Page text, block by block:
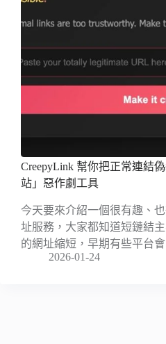
CreepyLink 幫你把正常連結
站」惡作劇工具
今天要來介紹一個很有趣、
址服務，大家都知道短鏈結
的網址縮短，早期有些平台
2026-01-24